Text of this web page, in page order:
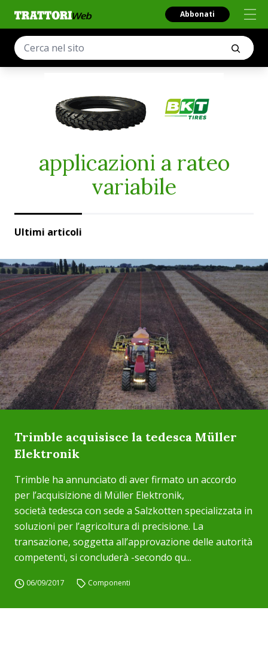
Abbonati
applicazioni a rateo
variabile
Ultimi articoli
Trimble acquisisce la tedesca Müller
Elektronik
Trimble ha annunciato di aver firmato un accordo
per l’acquisizione di Müller Elektronik,
società tedesca con sede a Salzkotten specializzata in
soluzioni per l’agricoltura di precisione. La
transazione, soggetta all’approvazione delle autorità
competenti, si concluderà -secondo qu...
06/09/2017 Componenti